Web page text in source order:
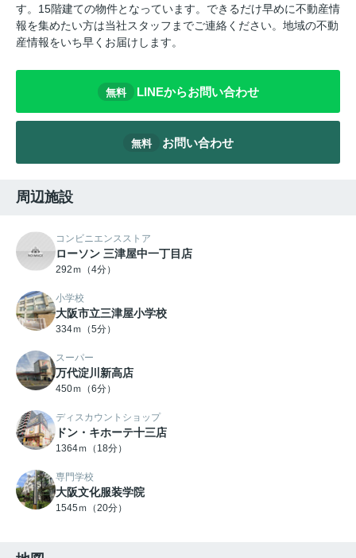
す。15階建ての物件となっています。できるだけ早めに不動産情
報を集めたい方は当社スタッフまでご連絡ください。地域の不動
産情報をいち早くお届けします。
無料 LINEからお問い合わせ
無料 お問い合わせ
周辺施設
コンビニエンスストア
ローソン 三津屋中一丁目店
292ｍ（4分）
小学校
大阪市立三津屋小学校
334ｍ（5分）
スーパー
万代淀川新高店
450ｍ（6分）
ディスカウントショップ
ドン・キホーテ十三店
1364ｍ（18分）
専門学校
大阪文化服装学院
1545ｍ（20分）